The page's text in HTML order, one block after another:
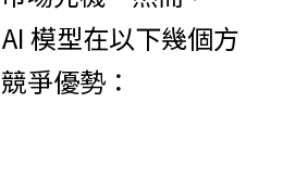
模型在以下幾個方
爭優勢：